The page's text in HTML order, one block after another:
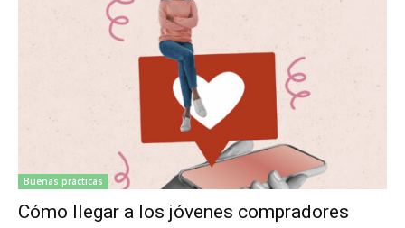
Buenas prácticas
Cómo llegar a los jóvenes compradores